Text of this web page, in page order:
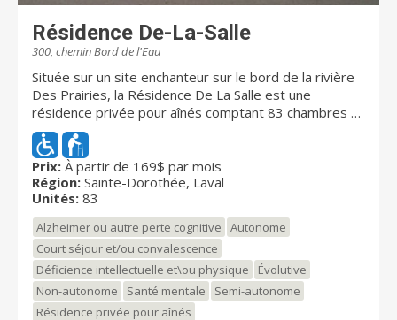
Résidence De-La-Salle
300, chemin Bord de l'Eau
Située sur un site enchanteur sur le bord de la rivière
Des Prairies, la Résidence De La Salle est une
résidence privée pour aînés comptant 83 chambres et
accueillant principalement des résidents de diverses
communautés religieuses masculines. L’établissement
accueille des résidents autonomes, semi-autonomes
ou en perte d’autonomie.
Prix: À partir de 169$ par mois
Région: Sainte-Dorothée, Laval
Unités: 83
Alzheimer ou autre perte cognitive
Autonome
Court séjour et/ou convalescence
Déficience intellectuelle et\ou physique
Évolutive
Non-autonome
Santé mentale
Semi-autonome
Résidence privée pour aînés